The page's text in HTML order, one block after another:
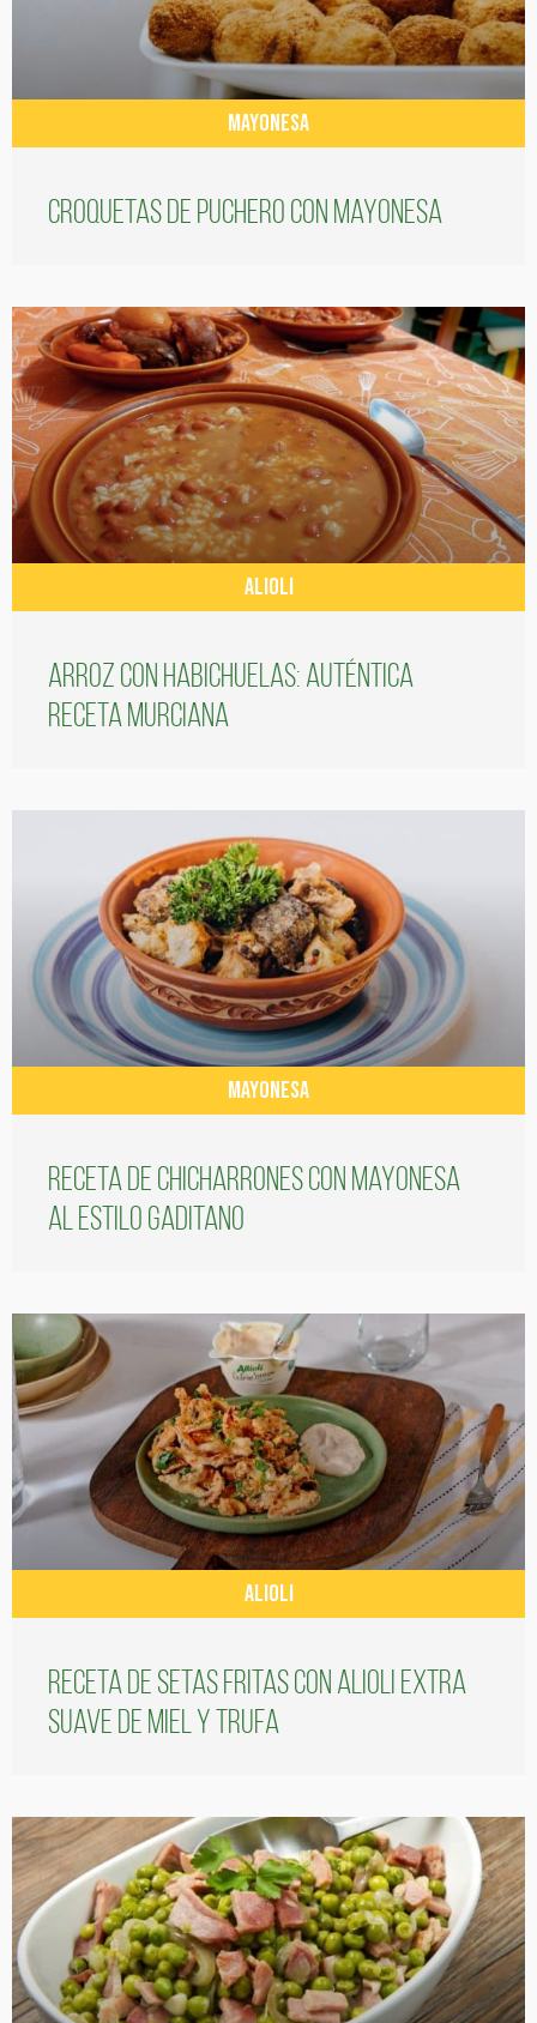
MAYONESA
Croquetas de puchero con Mayonesa
ALIOLI
Arroz con habichuelas: auténtica
receta murciana
MAYONESA
Receta de chicharrones con mayonesa
al estilo gaditano
ALIOLI
Receta de setas fritas con alioli extra
suave de miel y trufa